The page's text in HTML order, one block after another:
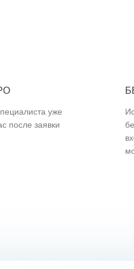
уже
после заявки